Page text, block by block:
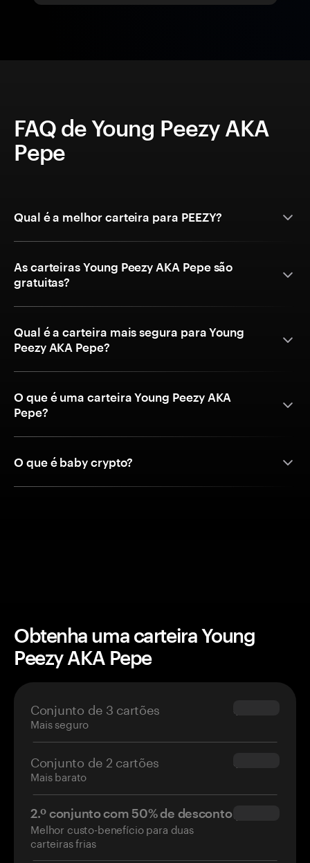
FAQ de Young Peezy AKA
Pepe
Qual é a melhor carteira para PEEZY?
As carteiras Young Peezy AKA Pepe são
gratuitas?
Qual é a carteira mais segura para Young
Peezy AKA Pepe?
O que é uma carteira Young Peezy AKA
Pepe?
O que é baby crypto?
Obtenha uma carteira Young
Peezy AKA Pepe
Conjunto de 3 cartões
Mais seguro
$69.90
Conjunto de 2 cartões
Mais barato
$54.90
2.º conjunto com 50% de desconto
Melhor custo-benefício para duas
carteiras frias
$34.95